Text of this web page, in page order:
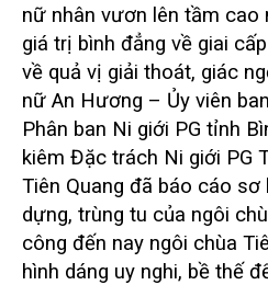
nữ nhân vươn lên tầm cao
giá trị bình đẳng về giai
về quả vị giải thoát, giác
nữ An Hương – Ủy viên
Phân ban Ni giới PG tỉnh
kiêm Đặc trách Ni giới PG
Tiên Quang đã báo cáo
dựng, trùng tu của ngôi
công đến nay ngôi chùa
hình dáng uy nghi, bề thế